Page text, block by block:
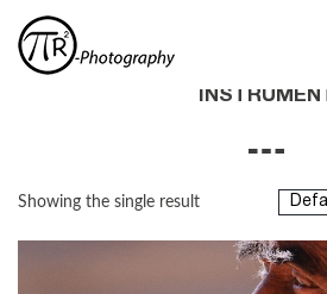
Home /
INSTRUMENT
Showing the single result